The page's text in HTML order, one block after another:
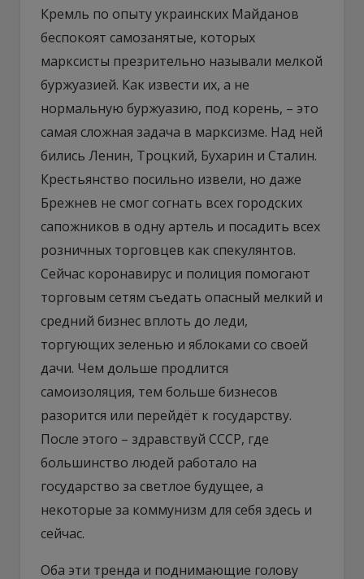
Кремль по опыту украинских Майданов
беспокоят самозанятые, которых
марксисты презрительно называли мелкой
буржуазией. Как извести их, а не
нормальную буржуазию, под корень, – это
самая сложная задача в марксизме. Над ней
бились Ленин, Троцкий, Бухарин и Сталин.
Крестьянство посильно извели, но даже
Брежнев не смог согнать всех городских
сапожников в одну артель и посадить всех
розничных торговцев как спекулянтов.
Сейчас коронавирус и полиция помогают
торговым сетям съедать опасный мелкий и
средний бизнес вплоть до леди,
торгующих зеленью и яблоками со своей
дачи. Чем дольше продлится
самоизоляция, тем больше бизнесов
разорится или перейдёт к государству.
После этого – здравствуй СССР, где
большинство людей работало на
государство за светлое будущее, а
некоторые за коммунизм для себя здесь и
сейчас.
Оба эти тренда и поднимающие голову